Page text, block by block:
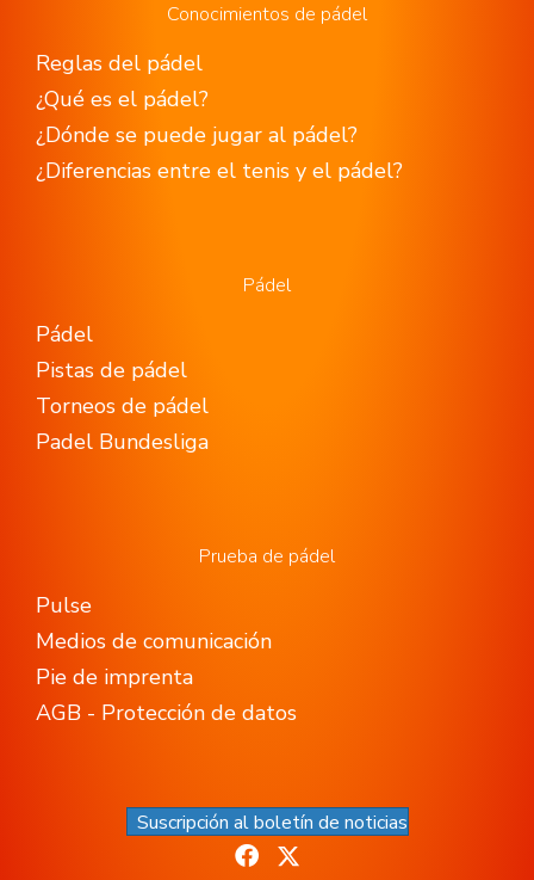
Conocimientos de pádel
Reglas del pádel
¿Qué es el pádel?
¿Dónde se puede jugar al pádel?
¿Diferencias entre el tenis y el pádel?
Pádel
Pádel
Pistas de pádel
Torneos de pádel
Padel Bundesliga
Prueba de pádel
Pulse
Medios de comunicación
Pie de imprenta
AGB - Protección de datos
Suscripción al boletín de noticias